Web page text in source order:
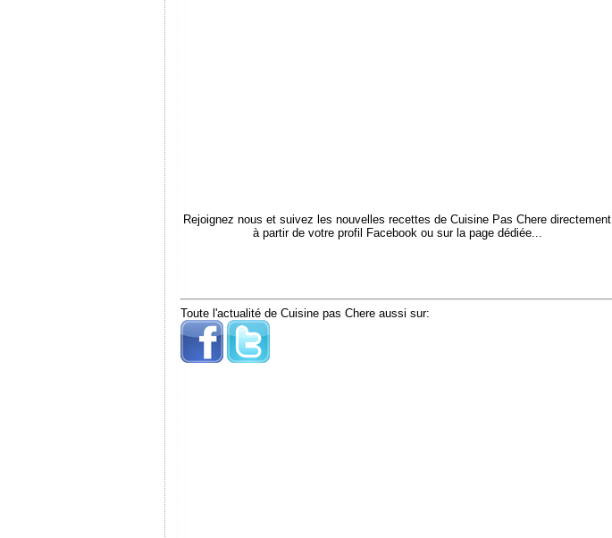
Rejoignez nous et suivez les nouvelles recettes de Cuisine Pas Chere directement
à partir de votre profil Facebook ou sur la page dédiée...
Toute l'actualité de Cuisine pas Chere aussi sur: